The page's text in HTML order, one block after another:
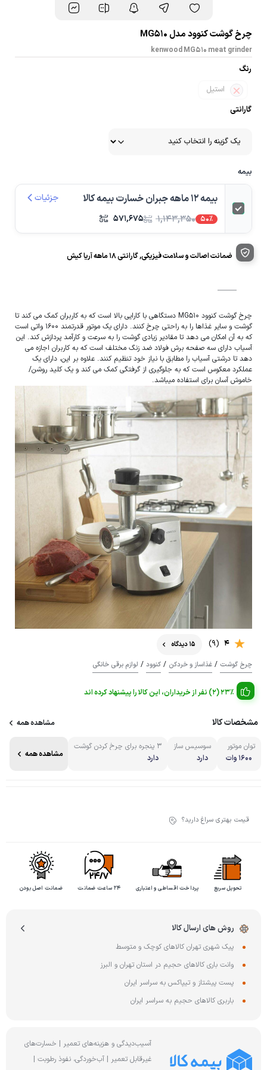
چرخ گوشت کنوود مدل MG510
kenwood MG510 meat grinder
رنگ
استیل
گارانتی
بیمه
بیمه 12 ماهه جبران خسارت بیمه کالا
50% ۱,۱۴۳,۳۵۰ ۵۷۱,۶۷۵
جزئیات
ضمانت اصالت و سلامت فیزیکی, گارانتی ۱۸ ماهه آریا کیش
چرخ گوشت کنوود MG510 دستگاهی با کارایی بالا است که به کاربران کمک می کند تا
گوشت و سایر غذاها را به راحتی چرخ کنند. دارای یک موتور قدرتمند 1600 واتی است
که به آن امکان می دهد تا مقادیر زیادی گوشت را به سرعت و کارآمد پردازش کند. این
آسیاب دارای سه صفحه برش فولاد ضد زنگ مختلف است که به کاربران اجازه می
دهد تا درشتی آسیاب را مطابق با نیاز خود تنظیم کنند. علاوه بر این، دارای یک
عملکرد معکوس است که به جلوگیری از گرفتگی کمک می کند و یک کلید روشن/
خاموش آسان برای استفاده میباشد.
4
(9)
15 دیدگاه
چرخ گوشت / غذاساز و خردکن / کنوود / لوازم برقی خانگی
23% (2) نفر از خریداران، این کالا را پیشنهاد کرده اند
مشخصات کالا مشاهده همه
توان موتور
1600 وات
سوسیس ساز
دارد
۳ پنجره برای چرخ کردن گوشت
دارد
مشاهده همه
قیمت بهتری سراغ دارید؟
تحویل سریع پرداخت اقساطی و اعتباری ۲۴ ساعت ضمانت ضمانت اصل بودن
روش های ارسال کالا
پیک شهری تهران کالاهای کوچک و متوسط
وانت باری کالاهای حجیم در استان تهران و البرز
پست پیشتاز و تیپاکس به سراسر ایران
باربری کالاهای حجیم به سراسر ایران
آسیب‌دیدگی و هزینه‌های تعمیر | خسارت‌های
غیرقابل تعمیر | آب‌خوردگی، نفوذ رطوبت |